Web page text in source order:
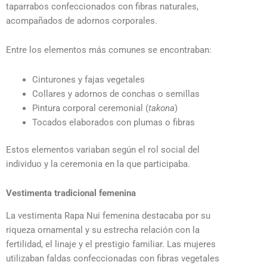
taparrabos confeccionados con fibras naturales,
acompañados de adornos corporales.
Entre los elementos más comunes se encontraban:
Cinturones y fajas vegetales
Collares y adornos de conchas o semillas
Pintura corporal ceremonial (takona)
Tocados elaborados con plumas o fibras
Estos elementos variaban según el rol social del
individuo y la ceremonia en la que participaba.
Vestimenta tradicional femenina
La vestimenta Rapa Nui femenina destacaba por su
riqueza ornamental y su estrecha relación con la
fertilidad, el linaje y el prestigio familiar. Las mujeres
utilizaban faldas confeccionadas con fibras vegetales